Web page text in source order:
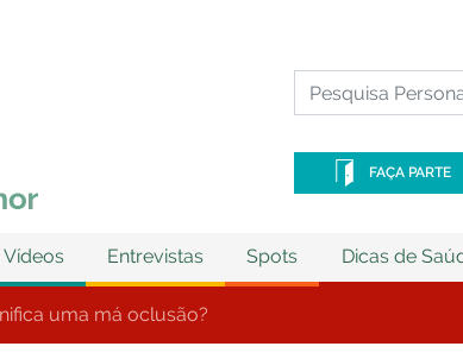
FAÇA PARTE
Vídeos Entrevistas Spots Dicas de
uma má oclusão?